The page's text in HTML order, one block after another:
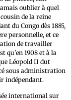
oublier à quel
de la reine
du Congo dès 1885,
personnelle, et ce
de travailler
qu'en 1908 et à la
Léopold II dut
sous administration
indépendant.
international sur